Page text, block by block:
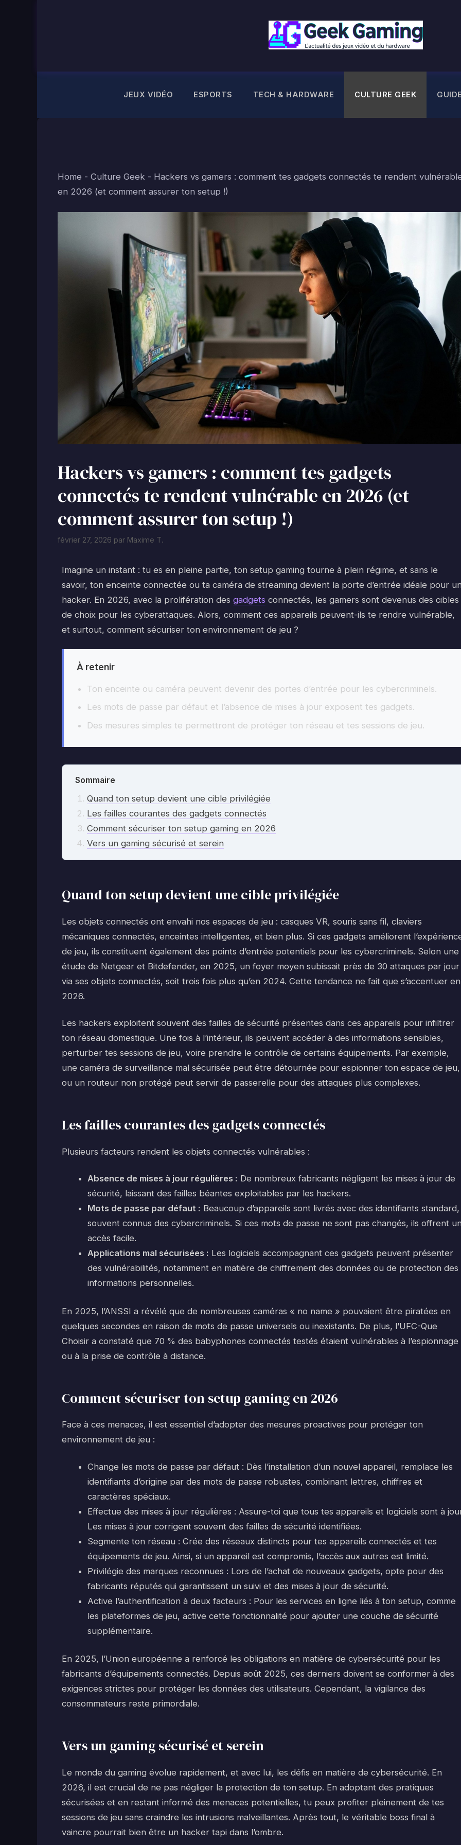
JEUX VIDÉO ESPORTS TECH & HARDWARE CULTURE GEEK
Home - Culture Geek - Hackers vs gamers : comment tes gadgets connectés te rendent
en 2026 (et comment assurer ton setup !)
Hackers vs gamers : comment tes gadgets
connectés te rendent vulnérable en 2026 (et
comment assurer ton setup !)
février 27, 2026 par Maxime T.
Imagine un instant : tu es en pleine partie, ton setup gaming tourne à plein régime, et sans le
savoir, ton enceinte connectée ou ta caméra de streaming devient la porte d’entrée idéale pour
hacker. En 2026, avec la prolifération des gadgets connectés, les gamers sont devenus des cibles
de choix pour les cyberattaques. Alors, comment ces appareils peuvent-ils te rendre vulnérable,
et surtout, comment sécuriser ton environnement de jeu ?
À retenir
Ton enceinte ou caméra peuvent devenir des portes d’entrée pour les cybercriminels.
Les mots de passe par défaut et l’absence de mises à jour exposent tes gadgets.
Des mesures simples te permettront de protéger ton réseau et tes sessions de jeu.
Sommaire
Quand ton setup devient une cible privilégiée
Les failles courantes des gadgets connectés
Comment sécuriser ton setup gaming en 2026
Vers un gaming sécurisé et serein
Quand ton setup devient une cible privilégiée
Les objets connectés ont envahi nos espaces de jeu : casques VR, souris sans fil, claviers
mécaniques connectés, enceintes intelligentes, et bien plus. Si ces gadgets améliorent
de jeu, ils constituent également des points d’entrée potentiels pour les cybercriminels. Selon une
étude de Netgear et Bitdefender, en 2025, un foyer moyen subissait près de 30 attaques par jour
via ses objets connectés, soit trois fois plus qu’en 2024. Cette tendance ne fait que s’accentuer en
2026.
Les hackers exploitent souvent des failles de sécurité présentes dans ces appareils pour infiltrer
ton réseau domestique. Une fois à l’intérieur, ils peuvent accéder à des informations sensibles,
perturber tes sessions de jeu, voire prendre le contrôle de certains équipements. Par exemple,
une caméra de surveillance mal sécurisée peut être détournée pour espionner ton espace de jeu,
ou un routeur non protégé peut servir de passerelle pour des attaques plus complexes.
Les failles courantes des gadgets connectés
Plusieurs facteurs rendent les objets connectés vulnérables :
Absence de mises à jour régulières : De nombreux fabricants négligent les mises à jour de
sécurité, laissant des failles béantes exploitables par les hackers.
Mots de passe par défaut : Beaucoup d’appareils sont livrés avec des identifiants standard,
souvent connus des cybercriminels. Si ces mots de passe ne sont pas changés, ils offrent
accès facile.
Applications mal sécurisées : Les logiciels accompagnant ces gadgets peuvent présenter
des vulnérabilités, notamment en matière de chiffrement des données ou de protection des
informations personnelles.
En 2025, l’ANSSI a révélé que de nombreuses caméras « no name » pouvaient être piratées en
quelques secondes en raison de mots de passe universels ou inexistants. De plus, l’UFC-Que
Choisir a constaté que 70 % des babyphones connectés testés étaient vulnérables à l’espionnage
ou à la prise de contrôle à distance.
Comment sécuriser ton setup gaming en 2026
Face à ces menaces, il est essentiel d’adopter des mesures proactives pour protéger ton
environnement de jeu :
Change les mots de passe par défaut : Dès l’installation d’un nouvel appareil, remplace les
identifiants d’origine par des mots de passe robustes, combinant lettres, chiffres et
caractères spéciaux.
Effectue des mises à jour régulières : Assure-toi que tous tes appareils et logiciels sont à
Les mises à jour corrigent souvent des failles de sécurité identifiées.
Segmente ton réseau : Crée des réseaux distincts pour tes appareils connectés et tes
équipements de jeu. Ainsi, si un appareil est compromis, l’accès aux autres est limité.
Privilégie des marques reconnues : Lors de l’achat de nouveaux gadgets, opte pour des
fabricants réputés qui garantissent un suivi et des mises à jour de sécurité.
Active l’authentification à deux facteurs : Pour les services en ligne liés à ton setup, comme
les plateformes de jeu, active cette fonctionnalité pour ajouter une couche de sécurité
supplémentaire.
En 2025, l’Union européenne a renforcé les obligations en matière de cybersécurité pour les
fabricants d’équipements connectés. Depuis août 2025, ces derniers doivent se conformer à des
exigences strictes pour protéger les données des utilisateurs. Cependant, la vigilance des
consommateurs reste primordiale.
Vers un gaming sécurisé et serein
Le monde du gaming évolue rapidement, et avec lui, les défis en matière de cybersécurité. En
2026, il est crucial de ne pas négliger la protection de ton setup. En adoptant des pratiques
sécurisées et en restant informé des menaces potentielles, tu peux profiter pleinement de tes
sessions de jeu sans craindre les intrusions malveillantes. Après tout, le véritable boss final à
vaincre pourrait bien être un hacker tapi dans l’ombre.